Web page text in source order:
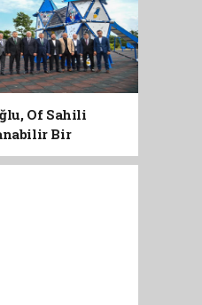
Of Sahili
Bir